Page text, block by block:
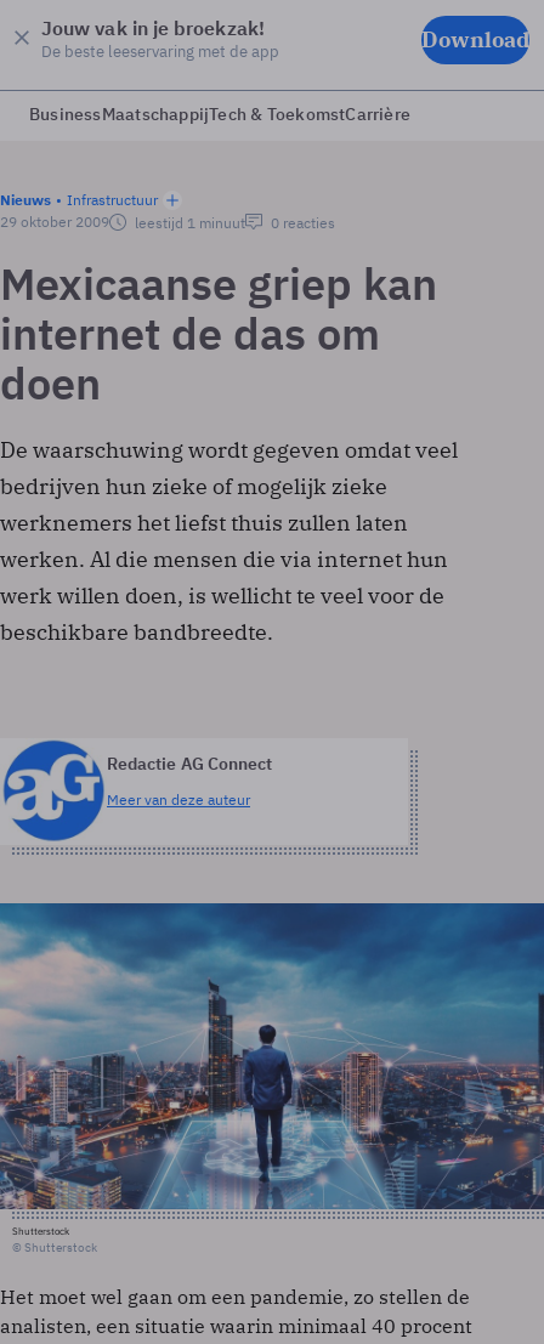
Jouw vak in je broekzak!
De beste leeservaring met de app Download
BusinessMaatschappijTech & ToekomstCarrière
Nieuws
Infrastructuur
29 oktober 2009
leestijd 1 minuut 0 reacties
Mexicaanse griep kan
internet de das om
doen
De waarschuwing wordt gegeven omdat veel
bedrijven hun zieke of mogelijk zieke
werknemers het liefst thuis zullen laten
werken. Al die mensen die via internet hun
werk willen doen, is wellicht te veel voor de
beschikbare bandbreedte.
Redactie AG Connect
Meer van deze auteur
Shutterstock
© Shutterstock
Het moet wel gaan om een pandemie, zo stellen de
analisten, een situatie waarin minimaal 40 procent